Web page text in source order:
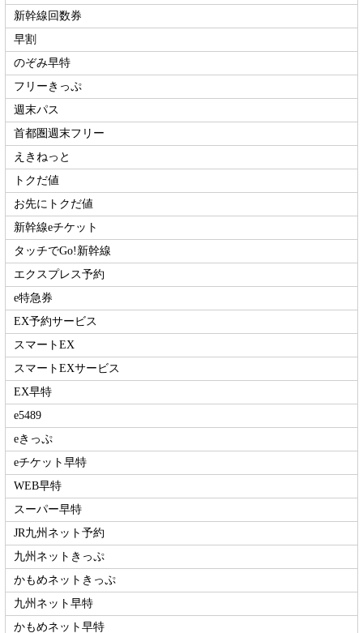
新幹線回数券
早割
のぞみ早特
フリーきっぷ
週末パス
首都圏週末フリー
えきねっと
トクだ値
お先にトクだ値
新幹線eチケット
タッチでGo!新幹線
エクスプレス予約
e特急券
EX予約サービス
スマートEX
スマートEXサービス
EX早特
e5489
eきっぷ
eチケット早特
WEB早特
スーパー早特
JR九州ネット予約
九州ネットきっぷ
かもめネットきっぷ
九州ネット早特
かもめネット早特